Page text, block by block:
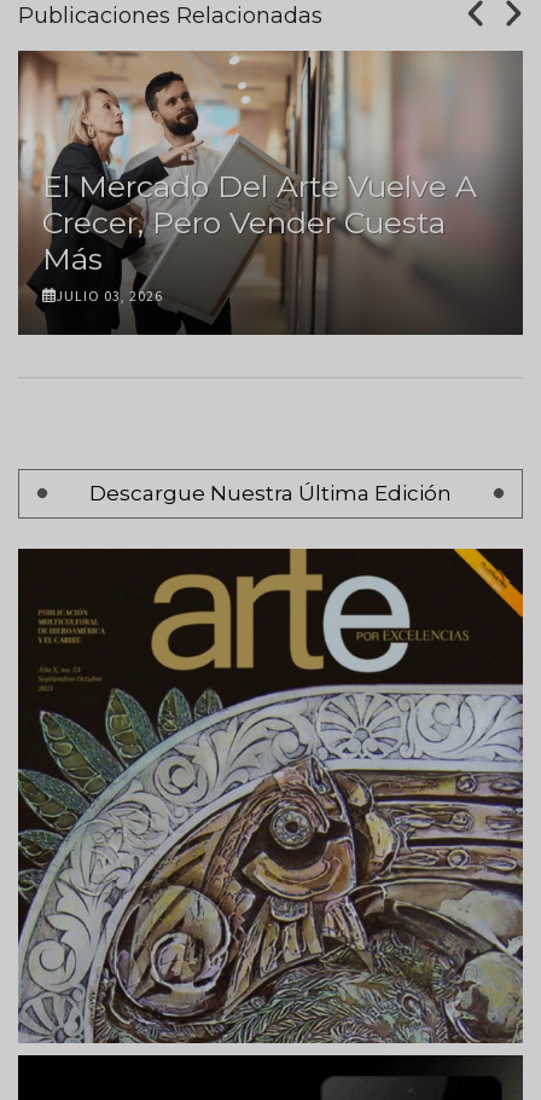
Publicaciones Relacionadas
El Mercado Del Arte Vuelve A
Crecer, Pero Vender Cuesta
Más
JULIO 03, 2026
Descargue Nuestra Última Edición
Paginación
página
Siguiente >